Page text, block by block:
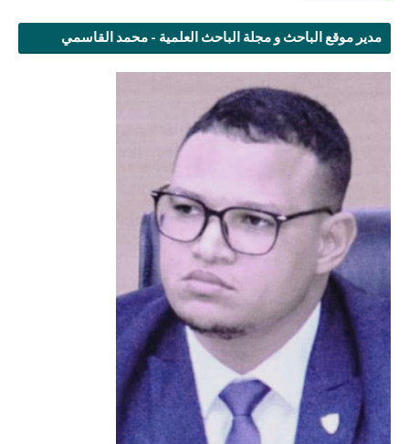
مدير موقع الباحث و مجلة الباحث العلمية - محمد القاسمي